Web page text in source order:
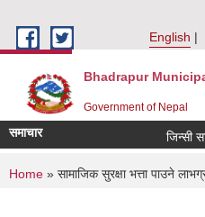
English
Bhadrapur
Government of Nepal
समाचार जिन्सी
You are here
Home » सामाजिक सुरक्षा भत्ता पाउने